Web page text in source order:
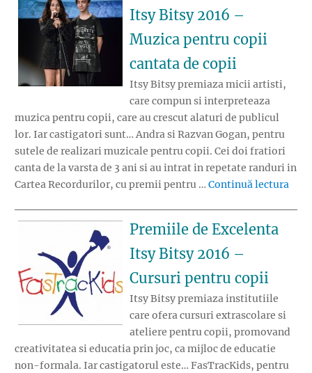
Itsy Bitsy 2016 –
Muzica pentru copii
cantata de copii
Itsy Bitsy premiaza micii artisti,
care compun si interpreteaza
muzica pentru copii, care au crescut alaturi de publicul
lor. Iar castigatori sunt… Andra si Razvan Gogan, pentru
sutele de realizari muzicale pentru copii. Cei doi fratiori
canta de la varsta de 3 ani si au intrat in repetate randuri in
Cartea Recordurilor, cu premii pentru … Continuă lectura
Premiile de Excelenta
Itsy Bitsy 2016 –
Cursuri pentru copii
Itsy Bitsy premiaza institutiile
care ofera cursuri extrascolare si
ateliere pentru copii, promovand
creativitatea si educatia prin joc, ca mijloc de educatie
non-formala. Iar castigatorul este… FasTracKids, pentru